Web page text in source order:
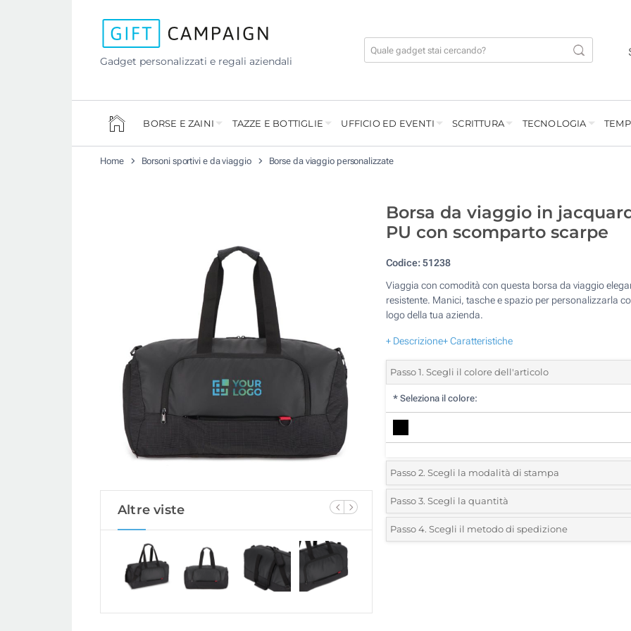
Gadget personalizzati e regali aziendali
BORSE E ZAINI TAZZE E BOTTIGLIE UFFICIO ED EVENTI SCRITTURA TECNOLOGIA
Home Borsoni sportivi e da viaggio Borse da viaggio personalizzate
Altre viste
Borsa da viaggio in
PU con scomparto scarpe
Codice: 51238
Viaggia con comodità con questa borsa da viaggio
resistente. Manici, tasche e spazio per personalizzarla
logo della tua azienda.
+ Descrizione+ Caratteristiche
Passo 1. Scegli il colore dell'articolo
* Seleziona il colore:
Passo 2. Scegli la modalità di stampa
*Seleziona la posizione di stampa e il colore del vostro
Transfer digitale full color (Davanti)
Passo 3. Scegli la quantità
*Quantità desiderata:
Passo 4. Scegli il metodo di spedizione